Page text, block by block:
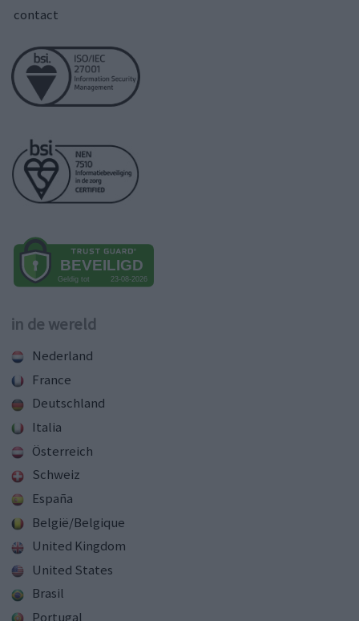
contact
in de wereld
Nederland
France
Deutschland
Italia
Österreich
Schweiz
España
België/Belgique
United Kingdom
United States
Brasil
Portugal